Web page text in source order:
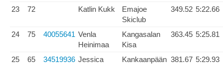
23 72 Katlin Kukk
Emajoe
Skiclub
349.52 5:22.66
24 75 40055641 Venla
Heinimaa
Kangasalan
Kisa
363.45 5:25.81
25 65 34519936 Jessica
Kankaanpään 381.67 5:29.93